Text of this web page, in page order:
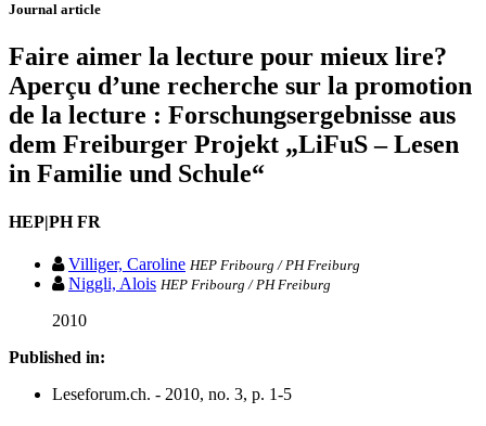
Journal article
Faire aimer la lecture pour mieux lire?
Aperçu d’une recherche sur la promotion
de la lecture : Forschungsergebnisse aus
dem Freiburger Projekt „LiFuS – Lesen
in Familie und Schule“
HEP|PH FR
Villiger, Caroline HEP Fribourg / PH Freiburg
Niggli, Alois HEP Fribourg / PH Freiburg
2010
Published in:
Leseforum.ch. - 2010, no. 3, p. 1-5